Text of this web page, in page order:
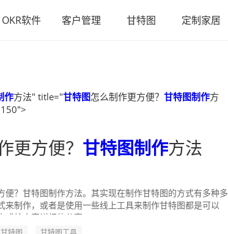
OKR软件 客户管理 甘特图 定制家居
作方法" title="甘特图怎么制作更方便？ 甘特图制作方
更方便？ 甘特图制作方法
便？甘特图制作方法。其实现在制作甘特图的方式有多种多
来制作，或者是使用一些线上工具来制作甘特图都是可以